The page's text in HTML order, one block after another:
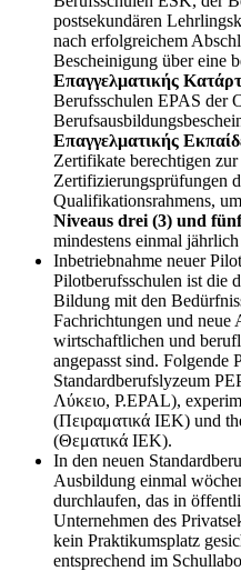
postsekundären
nach erfolgreichem
Bescheinigung über eine
Επαγγελματικής
Berufsschulen EPAS der
Επαγγελματικής
Zertifikate berechtigen
Zertifizierungsprüfungen
Qualifikationsrahmens,
Niveaus drei (3) und
mindestens einmal jährlich
Inbetriebnahme neuer
Pilotberufsschulen ist die
Bildung mit den
Fachrichtungen und neue
wirtschaftlichen und
angepasst sind. Folgende
Standardberufslyzeum
Λύκειο, P.EPAL),
(Πειραματικά ΙΕΚ) und
(Θεματικά ΙΕΚ).
In den neuen
Ausbildung einmal
durchlaufen, das in
Unternehmen des
kein Praktikumsplatz
entsprechend im